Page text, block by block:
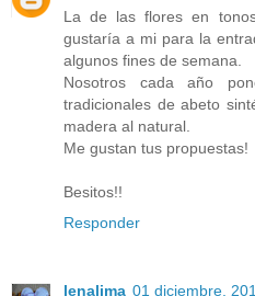
La de las flores en
gustaría a mi para la
algunos fines de semana.
Nosotros cada año
tradicionales de abeto
madera al natural.
Me gustan tus propuestas!
Besitos!!
Responder
lenalima 01 diciembre,